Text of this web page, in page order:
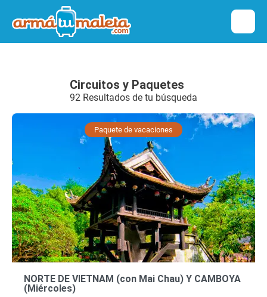
Circuitos y Paquetes
92 Resultados de tu búsqueda
Paquete de vacaciones
NORTE DE VIETNAM (con Mai Chau) Y CAMBOYA
(Miércoles)